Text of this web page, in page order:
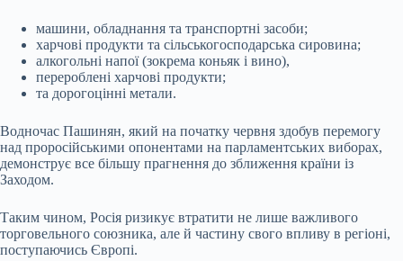
машини, обладнання та транспортні засоби;
харчові продукти та сільськогосподарська сировина;
алкогольні напої (зокрема коньяк і вино),
перероблені харчові продукти;
та дорогоцінні метали.
Водночас Пашинян, який на початку червня здобув перемогу
над проросійськими опонентами на парламентських виборах,
демонструє все більшу прагнення до зближення країни із
Заходом.
Таким чином, Росія ризикує втратити не лише важливого
торговельного союзника, але й частину свого впливу в регіоні,
поступаючись Європі.